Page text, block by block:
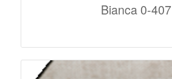
Bianca 0-407